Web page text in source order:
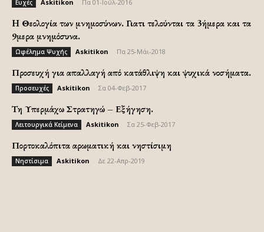
Ευχές Askitikon Πα 01-Ιούλ-2016
H Θεολογία των μνημοσύνων. Γιατι τελούνται τα 3ήμερα και τα
9μερα μνημόσυνα.
Ωφέλημα Ψυχής Askitikon Πα 25-Μάι-2018
Προσευχή για απαλλαγή από κατάθλιψη και ψυχικά νοσήματα.
Προσευχές Askitikon Σα 04-Φεβ-2017
Τη Υπερμάχω Στρατηγώ – Εξήγηση.
Λειτουργικά Κείμενα Askitikon Σα 25-Φεβ-2017
Πορτοκαλόπιτα αρωματική και νηστίσιμη
Νηστίσιμα Askitikon Δε 22-Απρ-2019